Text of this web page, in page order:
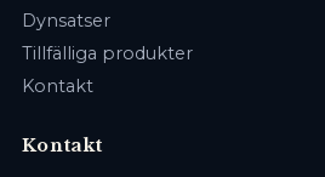
Dynsatser
Tillfälliga produkter
Kontakt
Kontakt